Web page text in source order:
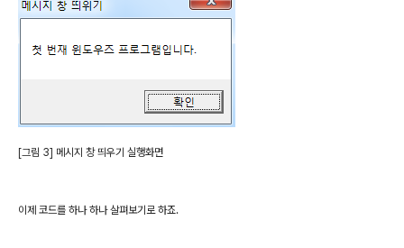
[그림 3] 메시지 창 띄우기 실행화면
이제 코드를 하나 하나 살펴보기로 하죠.